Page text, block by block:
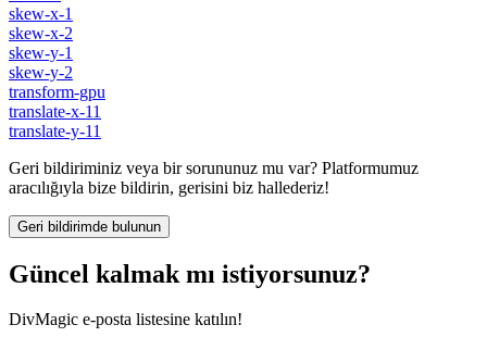
skew-x-1
skew-x-2
skew-y-1
skew-y-2
transform-gpu
translate-x-11
translate-y-11
Geri bildiriminiz veya bir sorununuz mu var? Platformumuz
aracılığıyla bize bildirin, gerisini biz hallederiz!
Geri bildirimde bulunun
Güncel kalmak mı istiyorsunuz?
DivMagic e-posta listesine katılın!